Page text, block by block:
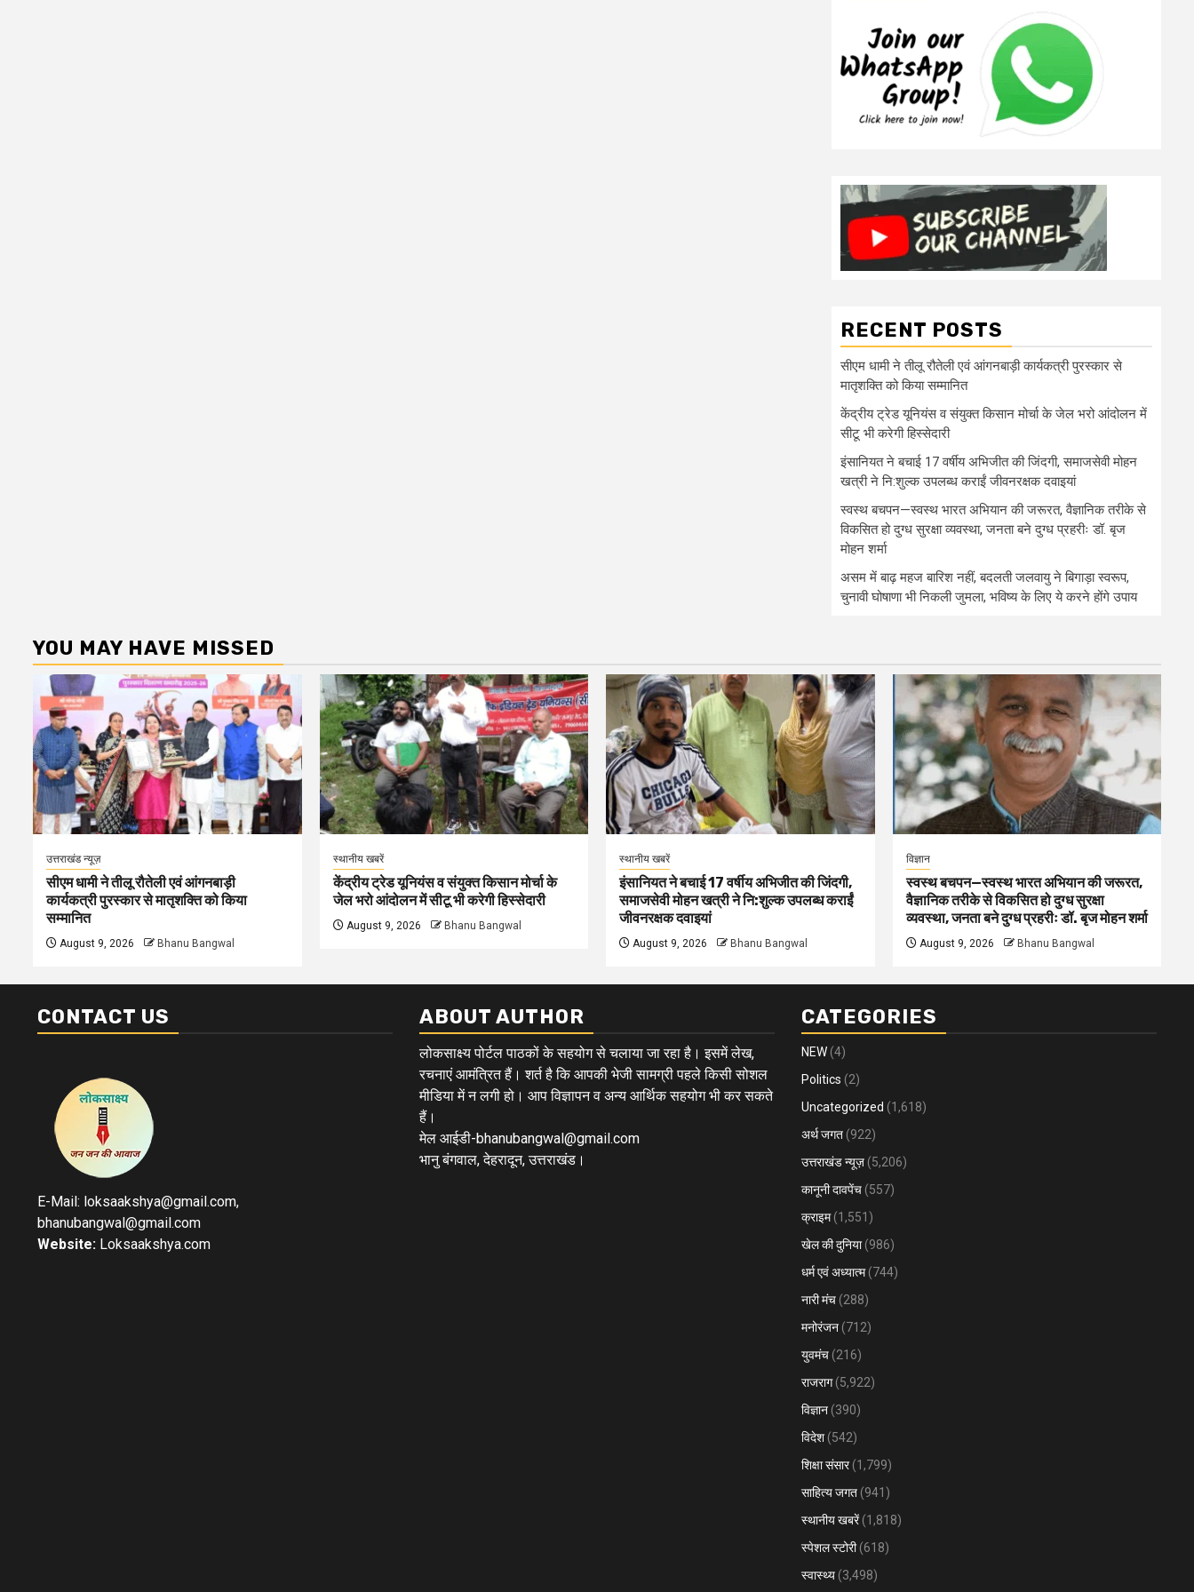
RECENT POSTS
सीएम धामी ने तीलू रौतेली एवं आंगनबाड़ी कार्यकत्री पुरस्कार से
मातृशक्ति को किया सम्मानित
केंद्रीय ट्रेड यूनियंस व संयुक्त किसान मोर्चा के जेल भरो आंदोलन में
सीटू भी करेगी हिस्सेदारी
इंसानियत ने बचाई 17 वर्षीय अभिजीत की जिंदगी, समाजसेवी मोहन
खत्री ने नि:शुल्क उपलब्ध कराईं जीवनरक्षक दवाइयां
स्वस्थ बचपन—स्वस्थ भारत अभियान की जरूरत, वैज्ञानिक तरीके से
विकसित हो दुग्ध सुरक्षा व्यवस्था, जनता बने दुग्ध प्रहरीः डॉ. बृज
मोहन शर्मा
असम में बाढ़ महज बारिश नहीं, बदलती जलवायु ने बिगाड़ा स्वरूप,
चुनावी घोषाणा भी निकली जुमला, भविष्य के लिए ये करने होंगे उपाय
YOU MAY HAVE MISSED
उत्तराखंड न्यूज़
सीएम धामी ने तीलू रौतेली एवं आंगनबाड़ी
कार्यकत्री पुरस्कार से मातृशक्ति को किया
सम्मानित
August 9, 2026 Bhanu Bangwal
स्थानीय खबरें
केंद्रीय ट्रेड यूनियंस व संयुक्त किसान मोर्चा के
जेल भरो आंदोलन में सीटू भी करेगी हिस्सेदारी
August 9, 2026 Bhanu Bangwal
स्थानीय खबरें
इंसानियत ने बचाई 17 वर्षीय अभिजीत की जिंदगी,
समाजसेवी मोहन खत्री ने नि:शुल्क उपलब्ध कराईं
जीवनरक्षक दवाइयां
August 9, 2026 Bhanu Bangwal
विज्ञान
स्वस्थ बचपन—स्वस्थ भारत अभियान की जरूरत,
वैज्ञानिक तरीके से विकसित हो दुग्ध सुरक्षा
व्यवस्था, जनता बने दुग्ध प्रहरीः डॉ. बृज मोहन शर्मा
August 9, 2026 Bhanu Bangwal
CONTACT US
E-Mail: loksaakshya@gmail.com,
bhanubangwal@gmail.com
Website: Loksaakshya.com
ABOUT AUTHOR
लोकसाक्ष्य पोर्टल पाठकों के सहयोग से चलाया जा रहा है। इसमें लेख,
रचनाएं आमंत्रित हैं। शर्त है कि आपकी भेजी सामग्री पहले किसी सोशल
मीडिया में न लगी हो। आप विज्ञापन व अन्य आर्थिक सहयोग भी कर सकते
हैं।
मेल आईडी-bhanubangwal@gmail.com
भानु बंगवाल, देहरादून, उत्तराखंड।
CATEGORIES
NEW (4)
Politics (2)
Uncategorized (1,618)
अर्थ जगत (922)
उत्तराखंड न्यूज़ (5,206)
कानूनी दावपेंच (557)
क्राइम(1,551)
खेल की दुनिया(986)
धर्म एवं अध्यात्म(744)
नारी मंच (288)
मनोरंजन (712)
युवमंच (216)
राजराग(5,922)
विज्ञान (390)
विदेश (542)
शिक्षा संसार(1,799)
साहित्य जगत (941)
स्थानीय खबरें(1,818)
स्पेशल स्टोरी(618)
स्वास्थ्य (3,498)